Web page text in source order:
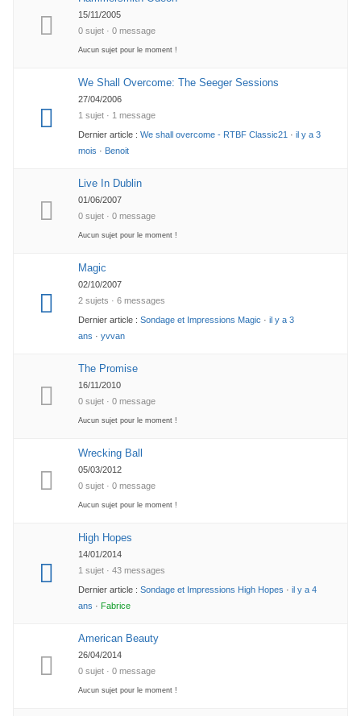
15/11/2005
0 sujet · 0 message
Aucun sujet pour le moment !
We Shall Overcome: The Seeger Sessions
27/04/2006
1 sujet · 1 message
Dernier article : We shall overcome - RTBF Classic21 · il y a 3
mois · Benoit
Live In Dublin
01/06/2007
0 sujet · 0 message
Aucun sujet pour le moment !
Magic
02/10/2007
2 sujets · 6 messages
Dernier article : Sondage et Impressions Magic · il y a 3
ans · yvvan
The Promise
16/11/2010
0 sujet · 0 message
Aucun sujet pour le moment !
Wrecking Ball
05/03/2012
0 sujet · 0 message
Aucun sujet pour le moment !
High Hopes
14/01/2014
1 sujet · 43 messages
Dernier article : Sondage et Impressions High Hopes · il y a 4
ans · Fabrice
American Beauty
26/04/2014
0 sujet · 0 message
Aucun sujet pour le moment !